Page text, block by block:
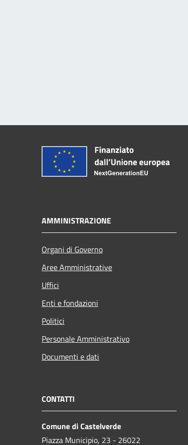
AMMINISTRAZIONE
Organi di Governo
Aree Amministrative
Uffici
Enti e fondazioni
Politici
Personale Amministrativo
Documenti e dati
CONTATTI
Comune di Castelverde
Piazza Municipio, 23 - 26022